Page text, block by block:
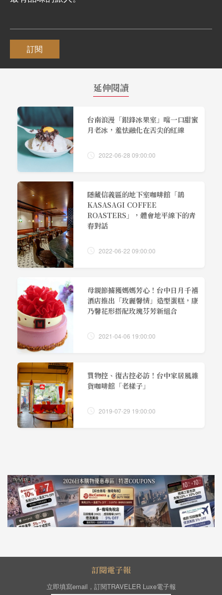
訂閱
延伸閱讀
台南浪漫「銀鋒冰果室」嚐一口甜蜜
月老冰，羞怯融化在舌尖的紅線
2022-06-28 09:00:00
隱藏信義區的地下室咖啡館「鵲
KASASAGI COFFEE
ROASTERS」，體會地平線下的青
春對話
2022-06-22 09:00:00
母親節擄獲媽媽芳心！台中日月千禧
酒店推出「玫麗馨情」造型蛋糕，康
乃馨花形搭配玫瑰芬芳新組合
2021-04-06 19:00:00
買物控、復古控必訪！台中家居風雜
貨咖啡館「老樣子」
2019-07-29 19:00:00
訂閱電子報
立即填寫email，訂閱TRAVELER Luxe電子報